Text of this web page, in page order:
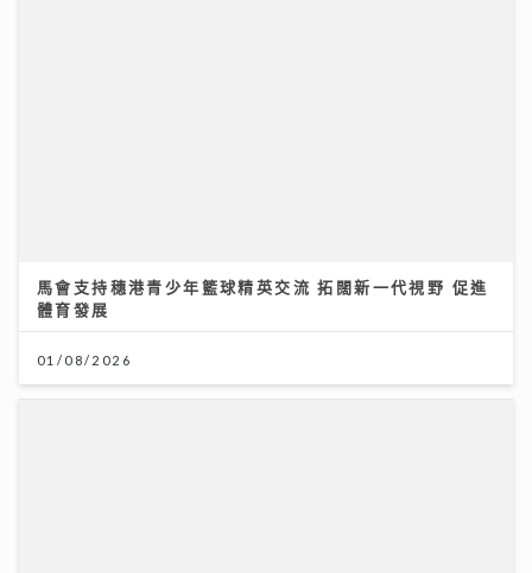
馬會支持穗港青少年籃球精英交流 拓闊新一代視野 促進
體育發展
01/08/2026